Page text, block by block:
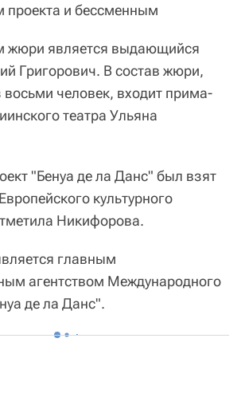
проекта и бессменным
жюри является выдающийся
Григорович. В состав жюри,
восьми человек, входит прима-
театра Ульяна
"Бенуа де ла Данс" был взят
культурного
Никифорова.
главным
агентством Международного
де ла Данс".